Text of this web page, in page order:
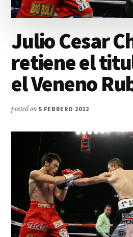
Julio Cesar
retiene el
el Veneno
posted on5 FEBRERO 2012